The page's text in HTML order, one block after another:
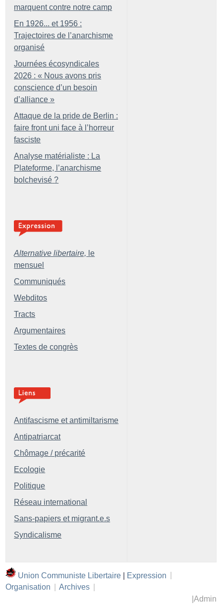
marquent contre notre camp
En 1926... et 1956 :
Trajectoires de l’anarchisme
organisé
Journées écosyndicales
2026 : « Nous avons pris
conscience d’un besoin
d’alliance »
Attaque de la pride de Berlin :
faire front uni face à l’horreur
fasciste
Analyse matérialiste : La
Plateforme, l’anarchisme
bolchevisé ?
Alternative libertaire, le
mensuel
Communiqués
Webditos
Tracts
Argumentaires
Textes de congrès
Antifascisme et antimiltarisme
Antipatriarcat
Chômage / précarité
Ecologie
Politique
Réseau international
Sans-papiers et migrant.e.s
Syndicalisme
Union Communiste Libertaire | Expression
Organisation
Archives
Admin